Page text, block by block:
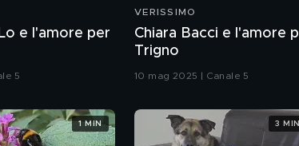
e l'amore per
5
VERISSIMO
Chiara Bacci e l'amore
Trigno
10 mag 2025 | Canale 5
1 MIN 3 MIN